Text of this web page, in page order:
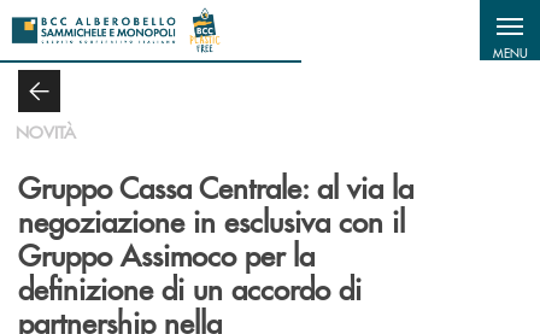
Salta al contenuto principale
MENU
NOVITÀ
Gruppo Cassa Centrale: al via la
negoziazione in esclusiva con il
Gruppo Assimoco per la
definizione di un accordo di
partnership nella